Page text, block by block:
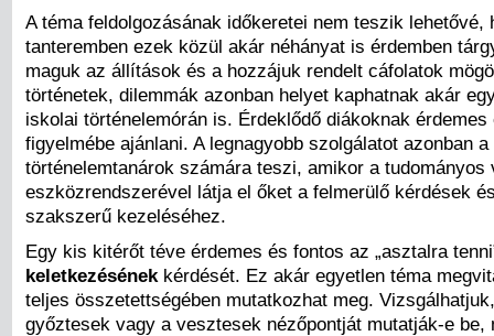
A téma feldolgozásának időkeretei nem teszik lehetővé,
tanteremben ezek közül akár néhányat is érdemben
maguk az állítások és a hozzájuk rendelt cáfolatok
történetek, dilemmák azonban helyet kaphatnak akár
iskolai történelemórán is. Érdeklődő diákoknak
figyelmébe ajánlani. A legnagyobb szolgálatot azonban
történelemtanárok számára teszi, amikor a tudományos
eszközrendszerével látja el őket a felmerülő kérdések
szakszerű kezeléséhez.
Egy kis kitérőt téve érdemes és fontos az „asztalra
keletkezésénekkérdését. Ez akár egyetlen téma
teljes összetettségében mutatkozhat meg.
győztesek vagy a vesztesek nézőpontját mutatják-e be,